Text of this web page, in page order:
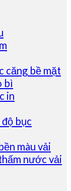
căng bề mặt
bì
in
bục
màu vải
nước vải